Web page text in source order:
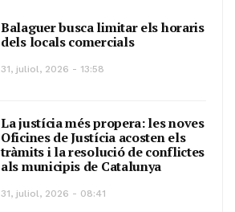
Balaguer busca limitar els horaris
dels locals comercials
31, juliol, 2026 - 13:58
La justícia més propera: les noves
Oficines de Justícia acosten els
tràmits i la resolució de conflictes
als municipis de Catalunya
31, juliol, 2026 - 08:41